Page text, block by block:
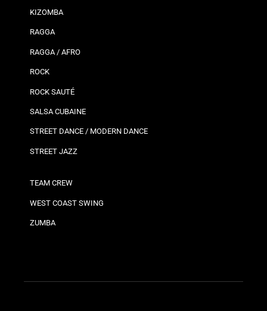
KIZOMBA
RAGGA
RAGGA / AFRO
ROCK
ROCK SAUTÉ
SALSA CUBAINE
STREET DANCE / MODERN DANCE
STREET JAZZ
TEAM CREW
WEST COAST SWING
ZUMBA